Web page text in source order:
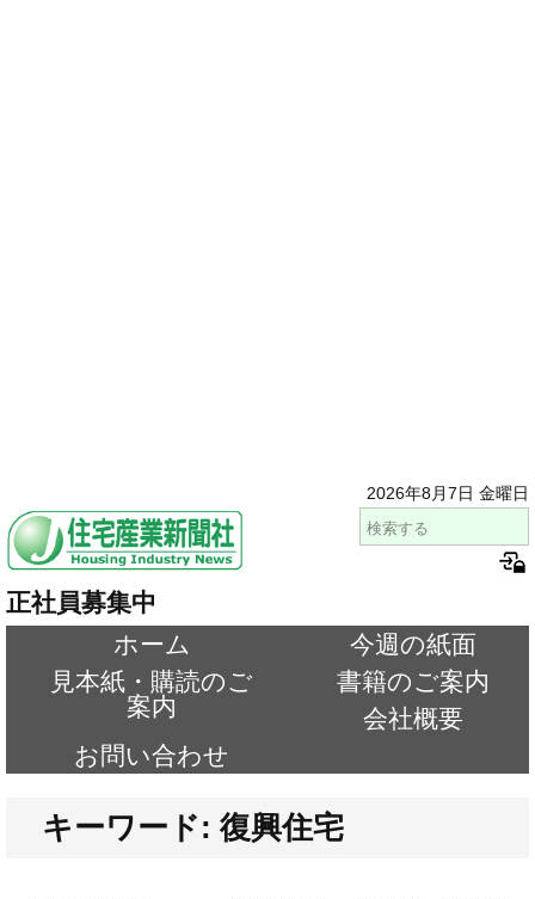
2026年8月7日 金曜日
正社員募集中
ホーム
今週の紙面
見本紙・購読のご
案内
書籍のご案内
会社概要
お問い合わせ
キーワード: 復興住宅